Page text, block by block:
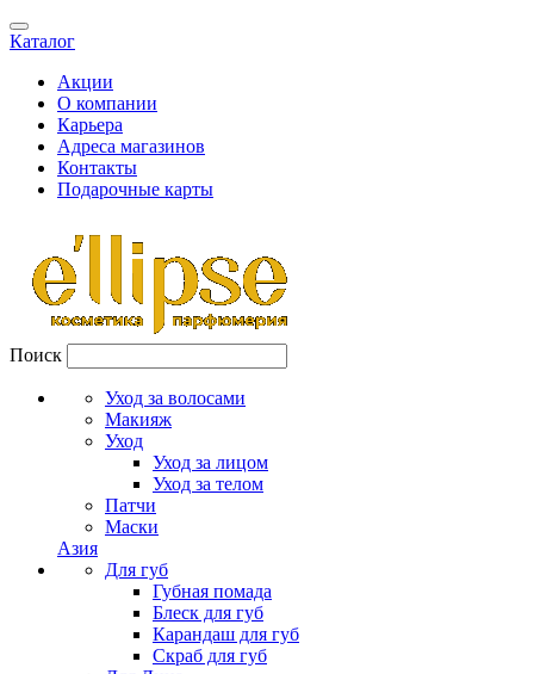
Каталог
Акции
О компании
Карьера
Адреса магазинов
Контакты
Подарочные карты
Поиск
Уход за волосами
Макияж
Уход
Уход за лицом
Уход за телом
Патчи
Маски
Азия
Для губ
Губная помада
Блеск для губ
Карандаш для губ
Скраб для губ